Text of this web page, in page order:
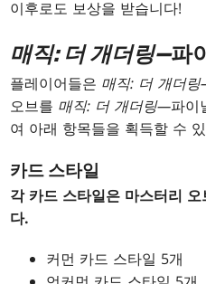
이후로도 보상을 받습니다!
매직: 더 개더링—파
플레이어들은 매직: 더 개더
오브를 매직: 더 개더링—파이
여 아래 항목들을 획득할 수
카드 스타일
각 카드 스타일은 마스터리
다.
커먼 카드 스타일 5개